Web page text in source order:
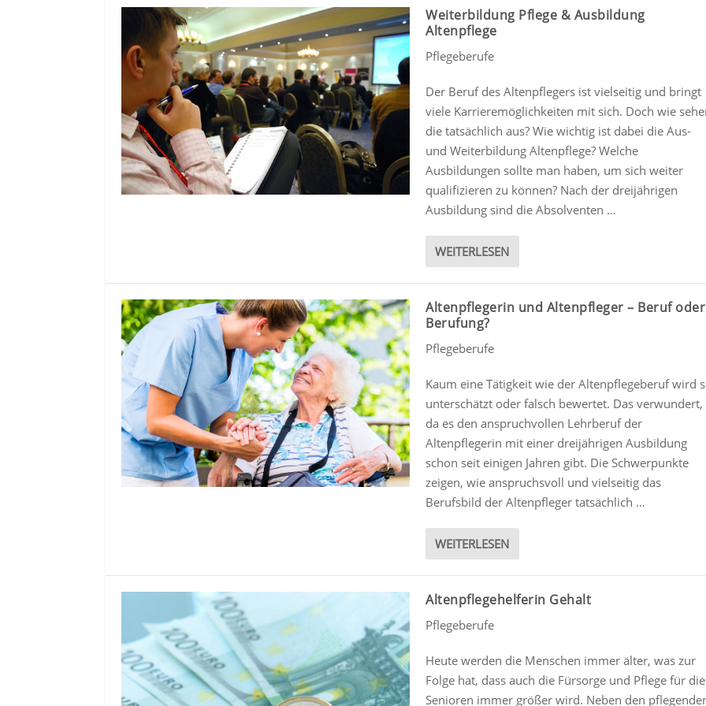
Weiterbildung Pflege & Ausbildung
Altenpflege
Pflegeberufe
Der Beruf des Altenpflegers ist vielseitig und bringt
viele Karrieremöglichkeiten mit sich. Doch wie
die tatsächlich aus? Wie wichtig ist dabei die Aus-
und Weiterbildung Altenpflege? Welche
Ausbildungen sollte man haben, um sich weiter
qualifizieren zu können? Nach der dreijährigen
Ausbildung sind die Absolventen …
WEITERLESEN
Altenpflegerin und Altenpfleger – Beruf oder
Berufung?
Pflegeberufe
Kaum eine Tätigkeit wie der Altenpflegeberuf wird
unterschätzt oder falsch bewertet. Das verwundert,
da es den anspruchvollen Lehrberuf der
Altenpflegerin mit einer dreijährigen Ausbildung
schon seit einigen Jahren gibt. Die Schwerpunkte
zeigen, wie anspruchsvoll und vielseitig das
Berufsbild der Altenpfleger tatsächlich …
WEITERLESEN
Altenpflegehelferin Gehalt
Pflegeberufe
Heute werden die Menschen immer älter, was zur
Folge hat, dass auch die Fürsorge und Pflege für die
Senioren immer größer wird. Neben den